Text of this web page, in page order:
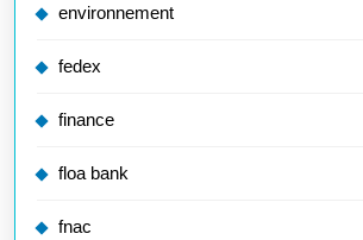
environnement
fedex
finance
floa bank
fnac